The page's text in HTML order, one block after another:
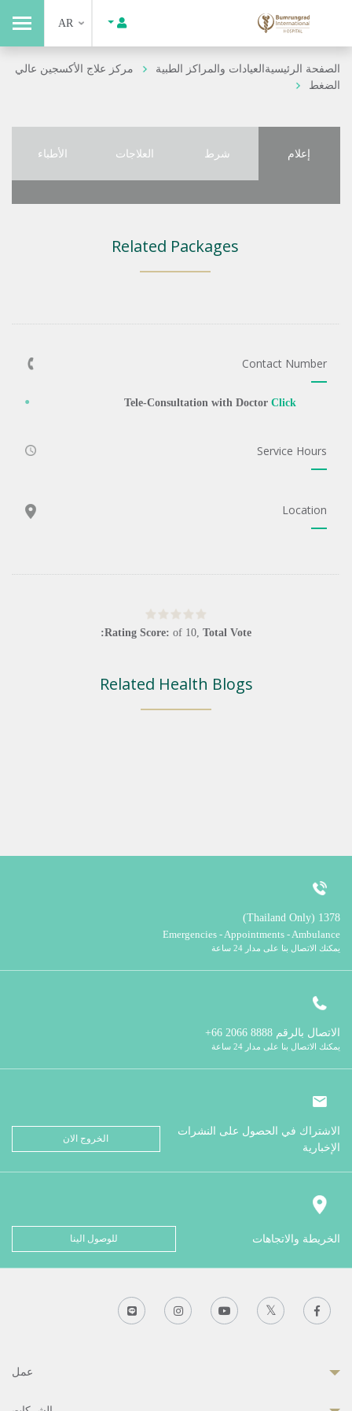
AR
الصفحة الرئيسيةالعيادات والمراكز الطبية
مركز علاج الأكسجين عالي
الضغط
إعلام شرط العلاجات الأطباء
Related Packages
Contact Number
Tele-Consultation with Doctor Click
Service Hours
Location
Rating Score: of 10, Total Vote:
Related Health Blogs
1378 (Thailand Only)
Emergencies - Appointments - Ambulance
يمكنك الاتصال بنا على مدار 24 ساعة
الاتصال بالرقم
يمكنك الاتصال بنا على مدار 24 ساعة
الاشتراك في الحصول على النشرات
الإخبارية
الخروج الان
الخريطة والاتجاهات للوصول الينا
عمل